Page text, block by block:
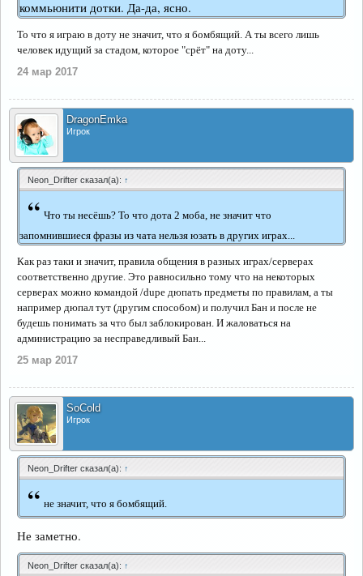
коммьюнити дотки. Да-да, ясно.
То что я играю в доту не значит, что я бомбящий. А ты всего лишь
человек идущий за стадом, которое "срёт" на доту...
24 мар 2017
DragonEmka
Игрок
Neon_Drifter сказал(а): ↑
“ Что ты несёшь? То что дота 2 моба, не значит что
запомнившиеся фразы из чата нельзя юзать в других играх...
Как раз таки и значит, правила общения в разных играх/серверах
соответственно другие. Это равносильно тому что на некоторых
серверах можно командой /dupe дюпать предметы по правилам, а ты
например дюпал тут (другим способом) и получил Бан и после не
будешь понимать за что был заблокирован. И жаловаться на
администрацию за несправедливый Бан...
25 мар 2017
SoCold
Игрок
Neon_Drifter сказал(а): ↑
“ не значит, что я бомбящий.
Не заметно.
Neon_Drifter сказал(а): ↑